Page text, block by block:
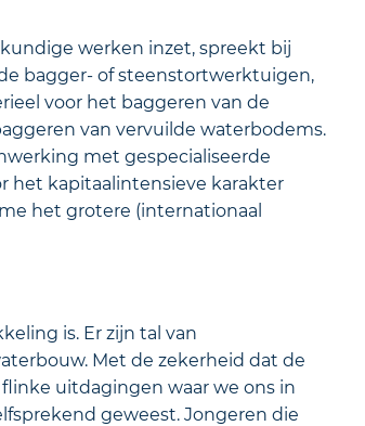
werken inzet, spreekt bij
bagger- of steenstortwerktuigen,
voor het baggeren van de
van vervuilde waterbodems.
met gespecialiseerde
het kapitaalintensieve karakter
het grotere (internationaal
is. Er zijn tal van
Met de zekerheid dat de
uitdagingen waar we ons in
geweest. Jongeren die